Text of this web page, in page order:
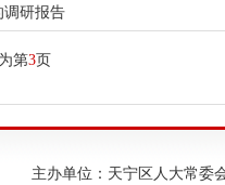
调研报告
第3页
主办单位：天宁区人大常委